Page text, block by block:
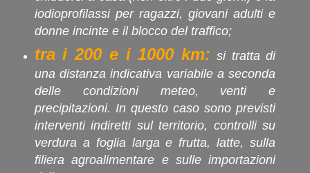
iodioprofilassi per ragazzi, giovani adulti e
donne incinte e il blocco del traffico;
tra i 200 e i 1000 km: si tratta di
una distanza indicativa variabile a seconda
delle condizioni meteo, venti e
precipitazioni. In questo caso sono previsti
interventi indiretti sul territorio, controlli su
verdura a foglia larga e frutta, latte, sulla
filiera agroalimentare e sulle importazioni